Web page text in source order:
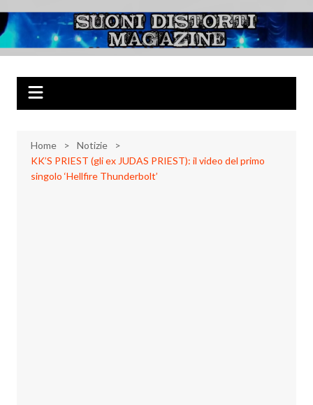
al
contenuto
Suoni Distorti
Magazine
Musica Rock, Metal, Punk e varie sonorità alternative
Home
Notizie
KK’S PRIEST (gli ex JUDAS PRIEST): il video del primo
singolo ‘Hellfire Thunderbolt’